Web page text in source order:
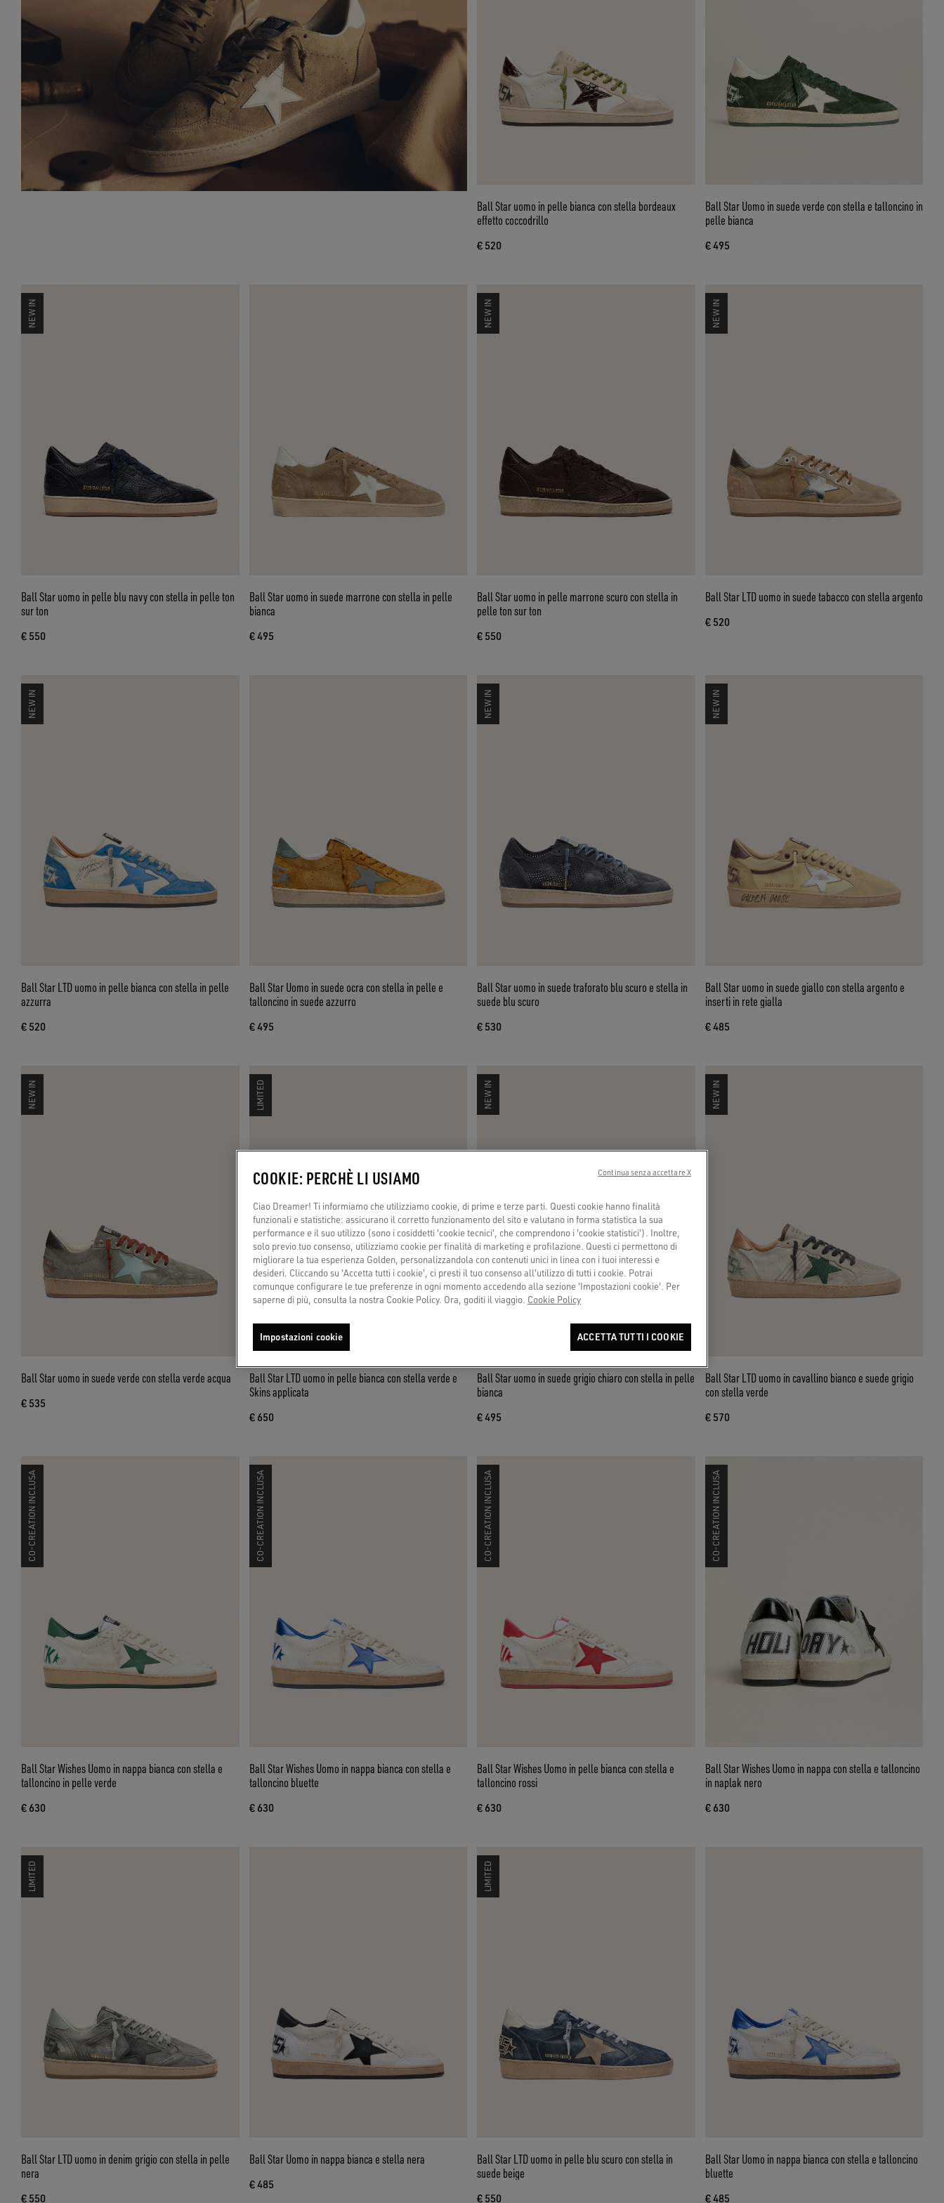
Ball Star uomo in pelle bianca con stella bordeaux
effetto coccodrillo
€ 520
Ball Star Uomo in suede verde con stella e talloncino in
pelle bianca
€ 495
NEW IN
Ball Star uomo in pelle blu navy con stella in pelle ton
sur ton
€ 550
Ball Star uomo in suede marrone con stella in pelle
bianca
€ 495
NEW IN
Ball Star uomo in pelle marrone scuro con stella in
pelle ton sur ton
€ 550
NEW IN
Ball Star LTD uomo in suede tabacco con stella argento
€ 520
NEW IN
Ball Star LTD uomo in pelle bianca con stella in pelle
azzurra
€ 520
Ball Star Uomo in suede ocra con stella in pelle e
talloncino in suede azzurro
€ 495
NEW IN
Ball Star uomo in suede traforato blu scuro e stella in
suede blu scuro
€ 530
NEW IN
Ball Star uomo in suede giallo con stella argento e
inserti in rete gialla
€ 485
NEW IN
Ball Star uomo in suede verde con stella verde acqua
€ 535
LIMITED
Ball Star LTD uomo in pelle bianca con stella verde e
Skins applicata
€ 650
NEW IN
Ball Star uomo in suede grigio chiaro con stella in pelle
bianca
€ 495
NEW IN
Ball Star LTD uomo in cavallino bianco e suede grigio
con stella verde
€ 570
CO-CREATION INCLUSA
Ball Star Wishes Uomo in nappa bianca con stella e
talloncino in pelle verde
€ 630
CO-CREATION INCLUSA
Ball Star Wishes Uomo in nappa bianca con stella e
talloncino bluette
€ 630
CO-CREATION INCLUSA
Ball Star Wishes Uomo in pelle bianca con stella e
talloncino rossi
€ 630
CO-CREATION INCLUSA
Ball Star Wishes Uomo in nappa con stella e talloncino
in naplak nero
€ 630
LIMITED
Ball Star LTD uomo in denim grigio con stella in pelle
nera
€ 550
Ball Star Uomo in nappa bianca e stella nera
€ 485
LIMITED
Ball Star LTD uomo in pelle blu scuro con stella in
suede beige
€ 550
Ball Star Uomo in nappa bianca con stella e talloncino
bluette
€ 485
COOKIE: PERCHÈ LI USIAMO
Ciao Dreamer! Ti informiamo che utilizziamo cookie, di prime e terze parti. Questi cookie hanno finalità
funzionali e statistiche: assicurano il corretto funzionamento del sito e valutano in forma statistica la sua
performance e il suo utilizzo (sono i cosiddetti 'cookie tecnici', che comprendono i 'cookie statistici'). Inoltre,
solo previo tuo consenso, utilizziamo cookie per finalità di marketing e profilazione. Questi ci permettono di
migliorare la tua esperienza Golden, personalizzandola con contenuti unici in linea con i tuoi interessi e
desideri. Cliccando su 'Accetta tutti i cookie', ci presti il tuo consenso all'utilizzo di tutti i cookie. Potrai
comunque configurare le tue preferenze in ogni momento accedendo alla sezione 'Impostazioni cookie'. Per
saperne di più, consulta la nostra Cookie Policy. Ora, goditi il viaggio. Cookie Policy
Impostazioni cookie ACCETTA TUTTI I COOKIE
Continua senza accettare X